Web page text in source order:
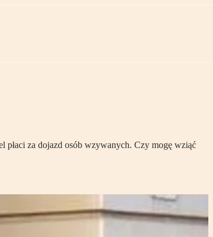
płaci za dojazd osób wzywanych. Czy mogę wziąć